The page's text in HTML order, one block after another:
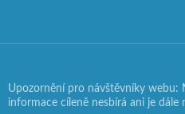
Upozornění pro návštěvníky webu:
informace cíleně nesbírá ani je dále